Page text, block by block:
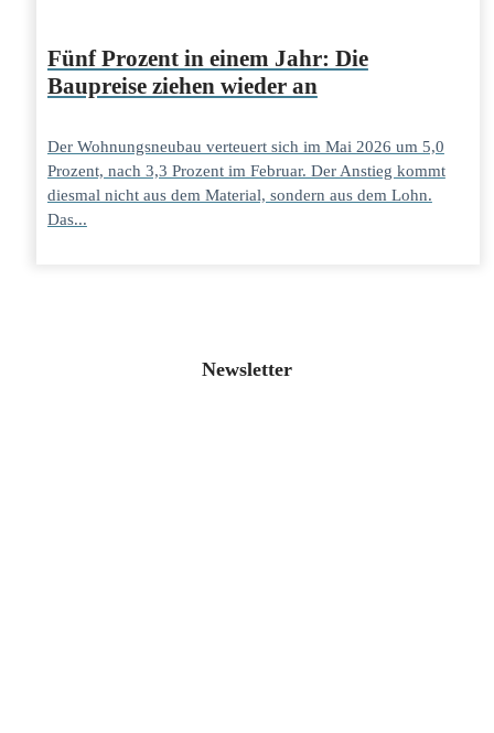
Fünf Prozent in einem Jahr: Die
Baupreise ziehen wieder an
Der Wohnungsneubau verteuert sich im Mai 2026 um 5,0
Prozent, nach 3,3 Prozent im Februar. Der Anstieg kommt
diesmal nicht aus dem Material, sondern aus dem Lohn.
Das...
Newsletter